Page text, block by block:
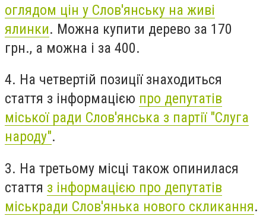
оглядом цін у Слов'янську на живі
ялинки. Можна купити дерево за 170
грн., а можна і за 400.
4. На четвертій позиції знаходиться
стаття з інформацією про депутатів
міської ради Слов'янська з партії "Слуга
народу".
3. На третьому місці також опинилася
стаття з інформацією про депутатів
міськради Слов'янька нового скликання.